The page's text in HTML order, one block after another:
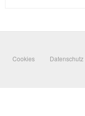
Cookies Datenschutz